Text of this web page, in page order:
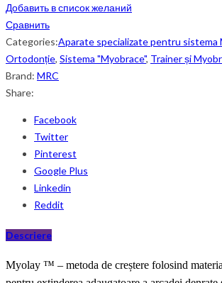
Добавить в список желаний
Сравнить
Categories:Aparate specializate pentru sistema
Ortodonție, Sistema "Myobrace", Trainer și
Brand: MRC
Share:
Facebook
Twitter
Pinterest
Google Plus
Linkedin
Reddit
Descriere
Myolay ™ – metoda de creștere folosind